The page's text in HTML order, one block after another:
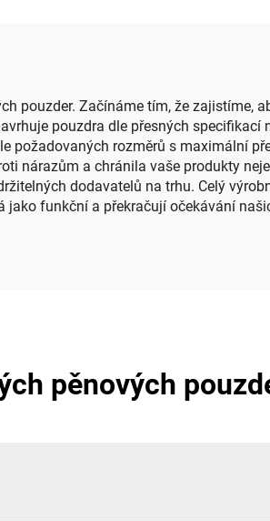
pouzder. Začínáme tím, že zajistíme,
pouzdra dle přesných specifikací
požadovaných rozměrů s maximální
nárazům a chránila vaše produkty
dodavatelů na trhu. Celý
jako funkční a překračují očekávání
pěnových